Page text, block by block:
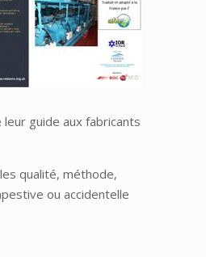
leur guide aux fabricants
qualité, méthode,
ou accidentelle